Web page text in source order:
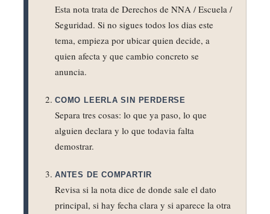
Esta nota trata de Derechos de NNA / Escuela /
Seguridad. Si no sigues todos los dias este
tema, empieza por ubicar quien decide, a
quien afecta y que cambio concreto se
anuncia.
COMO LEERLA SIN PERDERSE
Separa tres cosas: lo que ya paso, lo que
alguien declara y lo que todavia falta
demostrar.
ANTES DE COMPARTIR
Revisa si la nota dice de donde sale el dato
principal, si hay fecha clara y si aparece la otra